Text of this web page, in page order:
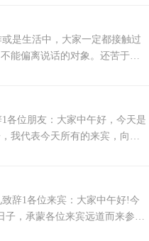
是生活中，大家一定都接触过
能偏离说话的对象。还苦于找
的活动嘉宾致辞，欢迎...
位朋友：大家中午好，今天是
我代表今天所有的来宾，向他
乐，幸福美满。新郎xx...
辞1各位来宾：大家中午好!今
子，承蒙各位来宾远道而来参加
大家表示最热烈...